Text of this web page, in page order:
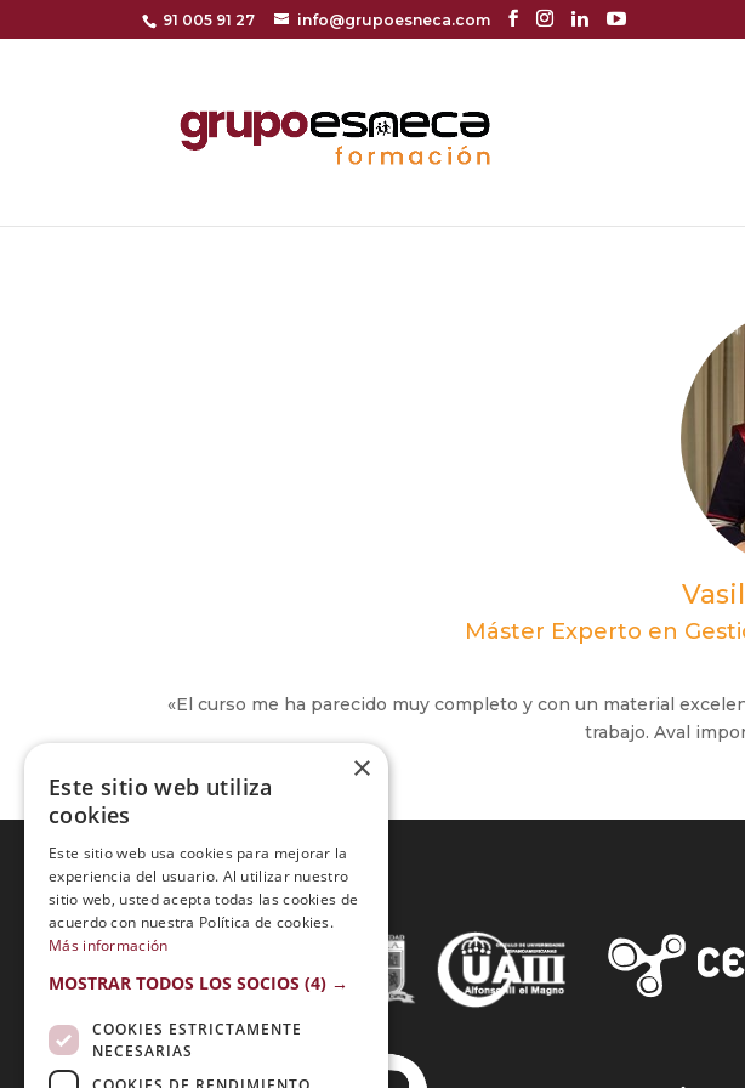
91 005 91 27 info@grupoesneca.com
Máster Experto en
«El curso me ha parecido muy completo y con un material
trabajo. Aval
Acreditaciones:
×
Este sitio web utiliza
cookies
Este sitio web usa cookies para mejorar la
experiencia del usuario. Al utilizar nuestro
sitio web, usted acepta todas las cookies de
acuerdo con nuestra Política de cookies.
Más información
MOSTRAR TODOS LOS SOCIOS (4) →
COOKIES ESTRICTAMENTE
NECESARIAS